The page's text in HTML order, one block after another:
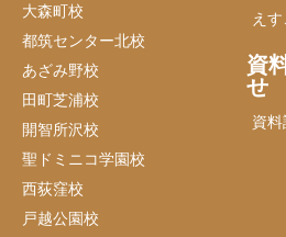
大森町校
都筑センター北校
あざみ野校
田町芝浦校
開智所沢校
聖ドミニコ学園校
西荻窪校
戸越公園校
え
資
せ
資